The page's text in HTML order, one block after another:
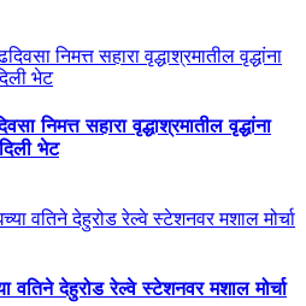
निमत्त सहारा वृद्धाश्रमातील वृद्धांना
भेट
वतिने देहुरोड रेल्वे स्टेशनवर मशाल मोर्चा